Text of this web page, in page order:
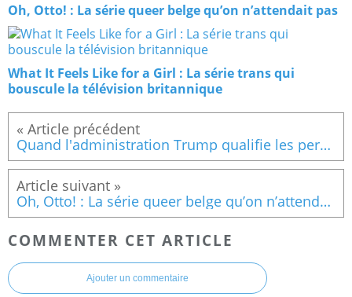
Oh, Otto! : La série queer belge qu’on n’attendait pas
What It Feels Like for a Girl : La série trans qui
bouscule la télévision britannique
Quand l'administration Trump qualifie les personnes trans de menaces terroristes : Chronique d'une escalade sans précédent
Oh, Otto! : La série queer belge qu’on n’attendait pas
COMMENTER CET ARTICLE
Ajouter un commentaire